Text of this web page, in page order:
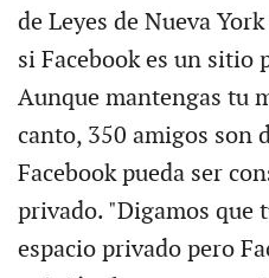
de Leyes de Nueva
si Facebook es un sitio
Aunque mantengas tu
canto, 350 amigos son
Facebook pueda ser
privado. "Digamos que
espacio privado pero